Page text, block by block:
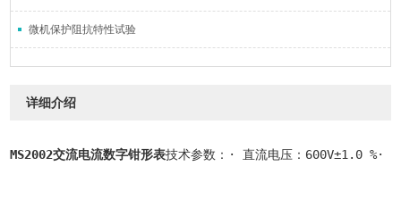
微机保护阻抗特性试验
详细介绍
MS2002交流电流数字钳形表技术参数：· 直流电压：600V±1.0 %·